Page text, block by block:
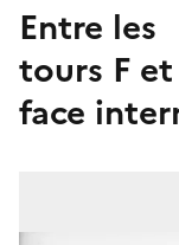
Entre les
tours F
face